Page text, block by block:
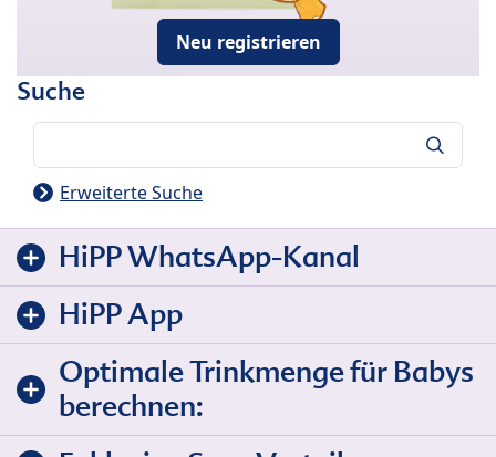
Neu registrieren
Suche
Erweiterte Suche
HiPP WhatsApp-Kanal
HiPP App
Optimale Trinkmenge für Babys
berechnen: